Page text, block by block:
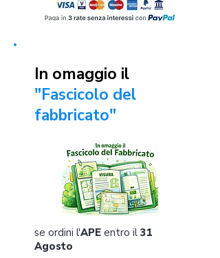
In omaggio il
"Fascicolo del
fabbricato"
se ordini l'APE entro il 31
Agosto